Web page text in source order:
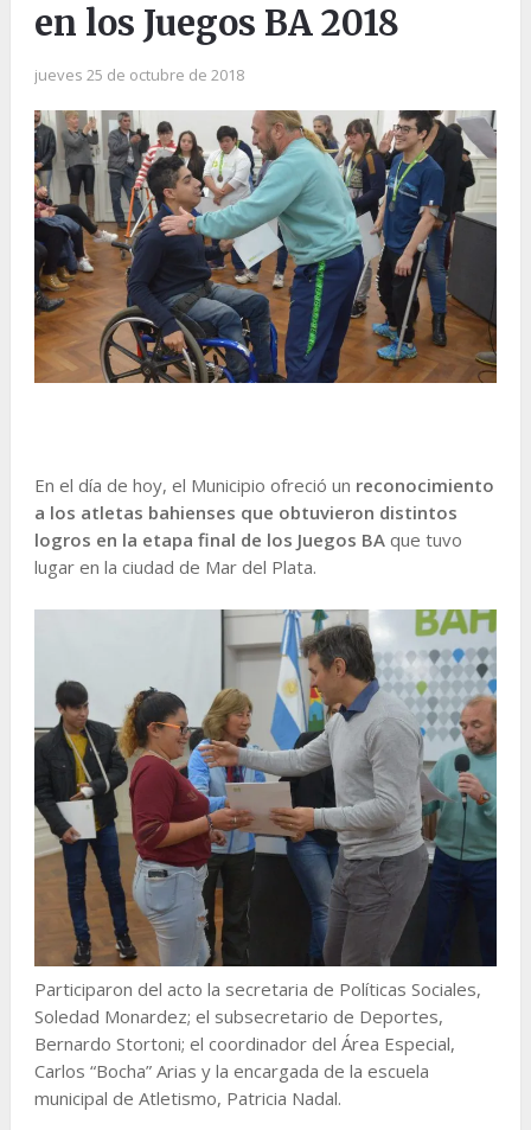
en los Juegos BA 2018
jueves 25 de octubre de 2018
En el día de hoy, el Municipio ofreció un reconocimiento
a los atletas bahienses que obtuvieron distintos
logros en la etapa final de los Juegos BAque tuvo
lugar en la ciudad de Mar del Plata.
Participaron del acto la secretaria de Políticas Sociales,
Soledad Monardez; el subsecretario de Deportes,
Bernardo Stortoni; el coordinador del Área Especial,
Carlos “Bocha” Arias y la encargada de la escuela
municipal de Atletismo, Patricia Nadal.